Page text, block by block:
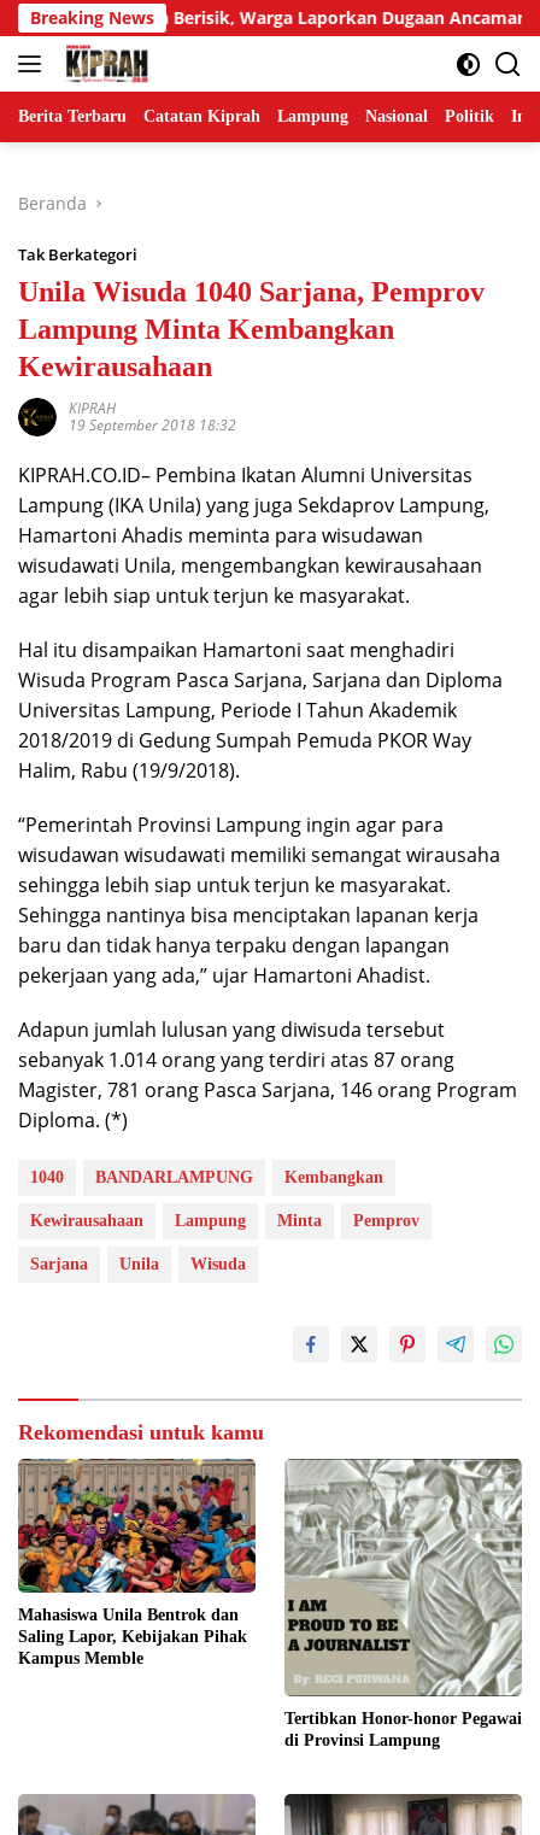
Langsung
ke
konten
Breaking News
Tetangga Berisik, Warga Laporkan Dugaan Ancaman
Berita Terbaru Catatan Kiprah Lampung Nasional Politik
Beranda
Tak Berkategori
Unila Wisuda 1040 Sarjana, Pemprov
Lampung Minta Kembangkan
Kewirausahaan
KIPRAH
19 September 2018 18:32
KIPRAH.CO.ID– Pembina Ikatan Alumni Universitas
Lampung (IKA Unila) yang juga Sekdaprov Lampung,
Hamartoni Ahadis meminta para wisudawan
wisudawati Unila, mengembangkan kewirausahaan
agar lebih siap untuk terjun ke masyarakat.
Hal itu disampaikan Hamartoni saat menghadiri
Wisuda Program Pasca Sarjana, Sarjana dan Diploma
Universitas Lampung, Periode I Tahun Akademik
2018/2019 di Gedung Sumpah Pemuda PKOR Way
Halim, Rabu (19/9/2018).
“Pemerintah Provinsi Lampung ingin agar para
wisudawan wisudawati memiliki semangat wirausaha
sehingga lebih siap untuk terjun ke masyarakat.
Sehingga nantinya bisa menciptakan lapanan kerja
baru dan tidak hanya terpaku dengan lapangan
pekerjaan yang ada,” ujar Hamartoni Ahadist.
Adapun jumlah lulusan yang diwisuda tersebut
sebanyak 1.014 orang yang terdiri atas 87 orang
Magister, 781 orang Pasca Sarjana, 146 orang Program
Diploma. (*)
1040 BANDARLAMPUNG Kembangkan
Kewirausahaan Lampung Minta Pemprov
Sarjana Unila Wisuda
Rekomendasi untuk kamu
Mahasiswa Unila Bentrok dan
Saling Lapor, Kebijakan Pihak
Kampus Memble
Tertibkan Honor-honor Pegawai
di Provinsi Lampung